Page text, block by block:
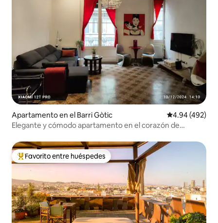
Apartamento en el Barri Gòtic Calificación
4.94 (492)
Elegante y cómodo apartamento en el corazón de
Favorito entre huéspedes preferido
Favorito entre huéspedes